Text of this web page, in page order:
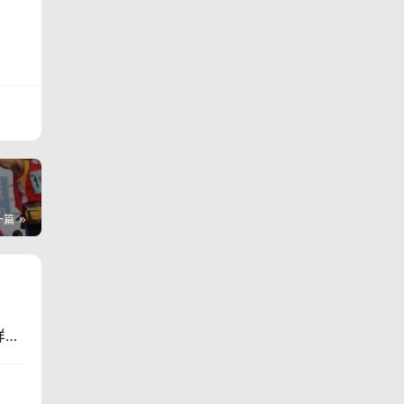
篇
TNF100 新加坡 | 没有崇山峻岭的新加坡，却有这样一场值得跑的雨林越野赛